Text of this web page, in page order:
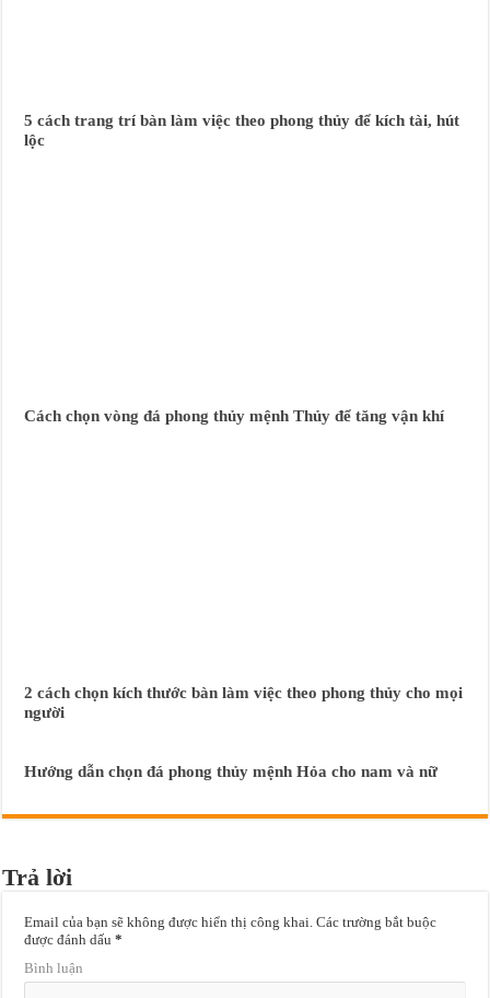
5 cách trang trí bàn làm việc theo phong thủy để kích tài, hút
lộc
Cách chọn vòng đá phong thủy mệnh Thủy để tăng vận khí
2 cách chọn kích thước bàn làm việc theo phong thủy cho mọi
người
Hướng dẫn chọn đá phong thủy mệnh Hỏa cho nam và nữ
Trả lời
Email của bạn sẽ không được hiển thị công khai. Các trường bắt buộc
được đánh dấu*
Bình luận